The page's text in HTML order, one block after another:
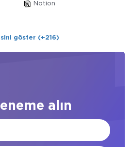
Notion
göster (+216)
alın